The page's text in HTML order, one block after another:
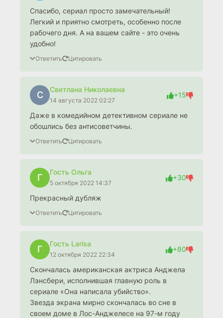
Спасибо, сериал просто замечательный!
Легкий и приятно смотреть, особенно после
рабочего дня. А на вашем сайте - это очень
удобно!
Ответить Цитировать
С
Светлана Николаевна
14 августа 2022 02:27
+15
Даже в комедийном детективном сериале не
обошлись без антисоветчины.
Ответить Цитировать
Г
Гость Ольга
5 октября 2022 14:37
+30
Прекрасный дубляж
Ответить Цитировать
Г
Гость Larisa
12 октября 2022 22:34
+80
Скончалась американская актриса Анджела
Лэнсбери, исполнившая главную роль в
сериале «Она написала убийство».
Звезда экрана мирно скончалась во сне в
своем доме в Лос-Анджелесе на 97-м году